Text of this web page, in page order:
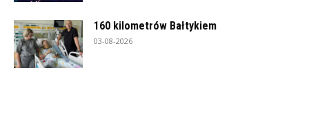
160 kilometrów Bałtykiem
03-08-2026